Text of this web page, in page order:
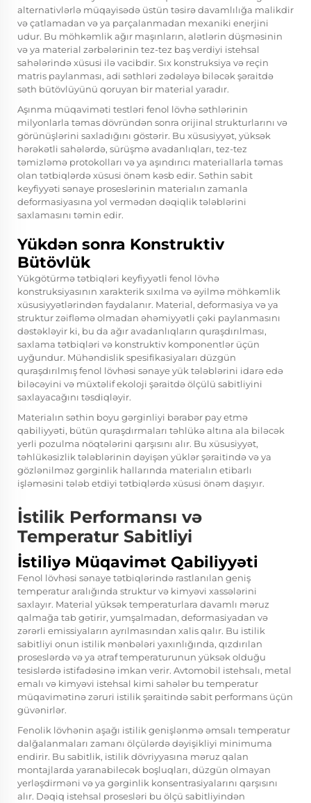
alternativlərlə müqayisədə üstün təsirə davamlılığa malikdir
və çatlamadan və ya parçalanmadan mexaniki enerjini
udur. Bu möhkəmlik ağır maşınların, alətlərin düşməsinin
və ya material zərbələrinin tez-tez baş verdiyi istehsal
sahələrində xüsusi ilə vacibdir. Sıx konstruksiya və reçin
matris paylanması, adi səthləri zədələyə biləcək şəraitdə
səth bütövlüyünü qoruyan bir material yaradır.
Aşınma müqaviməti testləri fenol lövhə səthlərinin
milyonlarla təmas dövründən sonra orijinal strukturlarını və
görünüşlərini saxladığını göstərir. Bu xüsusiyyət, yüksək
hərəkətli sahələrdə, sürüşmə avadanlıqları, tez-tez
təmizləmə protokolları və ya aşındırıcı materiallarla təmas
olan tətbiqlərdə xüsusi önəm kəsb edir. Səthin sabit
keyfiyyəti sənaye proseslərinin materialın zamanla
deformasiyasına yol vermədən dəqiqlik tələblərini
saxlamasını təmin edir.
Yükdən sonra Konstruktiv
Bütövlük
Yükgötürmə tətbiqləri keyfiyyətli fenol lövhə
konstruksiyasının xarakterik sıxılma və əyilmə möhkəmlik
xüsusiyyətlərindən faydalanır. Material, deformasiya və ya
struktur zəifləmə olmadan əhəmiyyətli çəki paylanmasını
dəstəkləyir ki, bu da ağır avadanlıqların quraşdırılması,
saxlama tətbiqləri və konstruktiv komponentlər üçün
uyğundur. Mühəndislik spesifikasiyaları düzgün
quraşdırılmışfenol lövhəsi sənaye yük tələblərini idarə edə
biləcəyini və müxtəlif ekoloji şəraitdə ölçülü sabitliyini
saxlayacağını təsdiqləyir.
Materialın səthin boyu gərginliyi bərabər pay etmə
qabiliyyəti, bütün quraşdırmaları təhlükə altına ala biləcək
yerli pozulma nöqtələrini qarşısını alır. Bu xüsusiyyət,
təhlükəsizlik tələblərinin dəyişən yüklər şəraitində və ya
gözlənilməz gərginlik hallarında materialın etibarlı
işləməsini tələb etdiyi tətbiqlərdə xüsusi önəm daşıyır.
İstilik Performansı və
Temperatur Sabitliyi
İstiliyə Müqavimət Qabiliyyəti
Fenol lövhəsi sənaye tətbiqlərində rastlanılan geniş
temperatur aralığında struktur və kimyəvi xassələrini
saxlayır. Material yüksək temperaturlara davamlı məruz
qalmağa tab gətirir, yumşalmadan, deformasiyadan və
zərərli emissiyaların ayrılmasından xalis qalır. Bu istilik
sabitliyi onun istilik mənbələri yaxınlığında, qızdırılan
proseslərdə və ya ətraf temperaturunun yüksək olduğu
tesislərdə istifadəsinə imkan verir. Avtomobil istehsalı, metal
emalı və kimyəvi istehsal kimi sahələr bu temperatur
müqavimətinə zəruri istilik şəraitində sabit performans üçün
güvənirlər.
Fenolik lövhənin aşağı istilik genişlənmə əmsalı temperatur
dalğalanmaları zamanı ölçülərdə dəyişikliyi minimuma
endirir. Bu sabitlik, istilik dövriyyasına məruz qalan
montajlarda yaranabilecək boşluqları, düzgün olmayan
yerləşdirməni və ya gərginlik konsentrasiyalarını qarşısını
alır. Dəqiq istehsal prosesləri bu ölçü sabitliyindən